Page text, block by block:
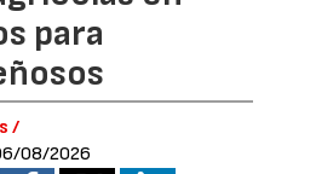
para
/
08/2026